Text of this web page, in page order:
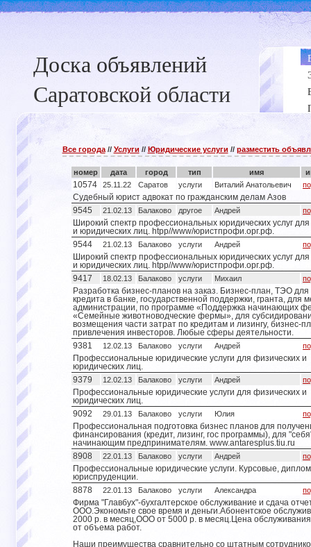
Доска объявлений
Саратовской области
Все города// Услуги // Юридические услуги // разместить
номер дата город тип имя
10574
25.11.22 Саратов услуги Виталий Анатольевич
Судебный юрист адвокат по гражданским делам Азов
9545
21.02.13 Балаково другое Андрей
Широкий спектр профессиональных юридических услуг
и юридических лиц. htpp//www/юристпрофи.орг.рф.
9544
21.02.13 Балаково услуги Андрей
Широкий спектр профессиональных юридических услуг
и юридических лиц. htpp//www/юристпрофи.орг.рф.
9417
18.02.13 Балаково услуги Михаил
Разработка бизнес-планов на заказ. Бизнес-план, ТЭО
кредита в банке, государственной поддержки, гранта, для
администрации, по программе «Поддержка начинающих
«Семейные животноводческие фермы», для
возмещения части затрат по кредитам и лизингу, бизнес-
привлечения инвесторов. Любые сферы деятельности.
9381
12.02.13 Балаково услуги Андрей
Профессиональные юридические услуги для физических и
юридических лиц.
9379
12.02.13 Балаково услуги Андрей
Профессиональные юридические услуги для физических и
юридических лиц.
9092
29.01.13 Балаково услуги Юлия
Профессиональная подготовка бизнес планов для
финансирования (кредит, лизинг, гос программы), для
начинающим предпринимателям. www.antaresplus.tiu.ru
8908
22.01.13 Балаково услуги Андрей
Профессиональные юридические услуги. Курсовые,
юриспруденции.
8878
22.01.13 Балаково услуги Александра
Фирма "Главбух"-бухгалтерское обслуживание и сдача
ООО.Экономьте свое время и деньги.Абонентское
2000 р. в месяц,ООО от 5000 р. в месяц.Цена обслуживания
от объема работ.
Наши преимущества сравнительно со штатным